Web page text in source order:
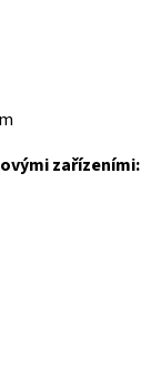
zařízeními: